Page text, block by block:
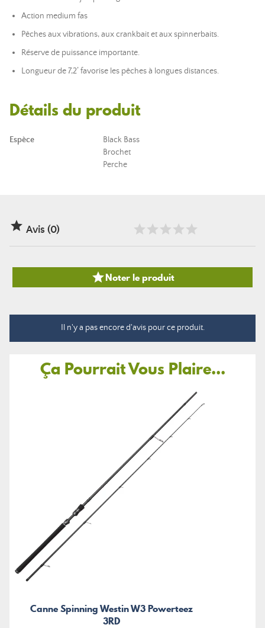
Action medium fas
Pêches aux vibrations, aux crankbait et aux spinnerbaits.
Réserve de puissance importante.
Longueur de 7,2’ favorise les pêches à longues distances.
Détails du produit
Espèce
Black Bass
Brochet
Perche
 Avis (0)
Noter le produit
Il n'y a pas encore d'avis pour ce produit.
Ça Pourrait Vous Plaire...
Canne Spinning Westin W3 Powerteez
3RD